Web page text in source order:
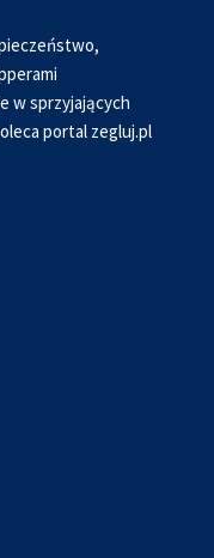
w sprzyjających
portal zegluj.pl